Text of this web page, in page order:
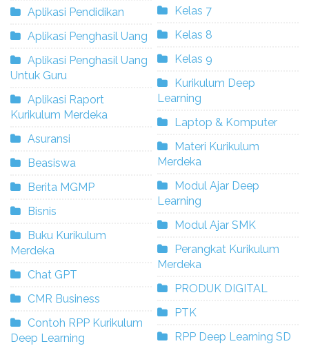
Aplikasi Pendidikan
Aplikasi Penghasil Uang
Aplikasi Penghasil Uang
Untuk Guru
Aplikasi Raport
Kurikulum Merdeka
Asuransi
Beasiswa
Berita MGMP
Bisnis
Buku Kurikulum
Merdeka
Chat GPT
CMR Business
Contoh RPP Kurikulum
Deep Learning
Kelas 7
Kelas 8
Kelas 9
Kurikulum Deep
Learning
Laptop & Komputer
Materi Kurikulum
Merdeka
Modul Ajar Deep
Learning
Modul Ajar SMK
Perangkat Kurikulum
Merdeka
PRODUK DIGITAL
PTK
RPP Deep Learning SD